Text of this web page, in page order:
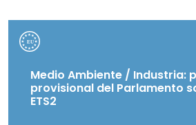
Medio Ambiente / Industria:
provisional del Parlamento
ETS2